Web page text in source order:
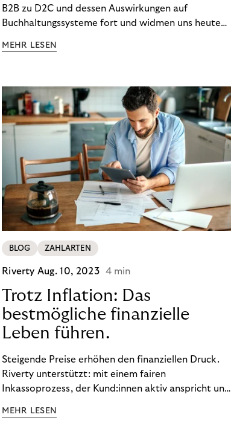
B2B zu D2C und dessen Auswirkungen auf
Buchhaltungssysteme fort und widmen uns heute
im D2C-Bereich.
MEHR LESEN
BLOG ZAHLARTEN
Riverty Aug. 10, 2023 4 min
Trotz Inflation: Das
bestmögliche finanzielle
Leben führen.
Steigende Preise erhöhen den finanziellen Druck.
Riverty unterstützt: mit einem fairen
Inkassoprozess, der Kund:innen aktiv anspricht und
Finanzbildung ermöglicht. So bleiben Menschen
MEHR LESEN